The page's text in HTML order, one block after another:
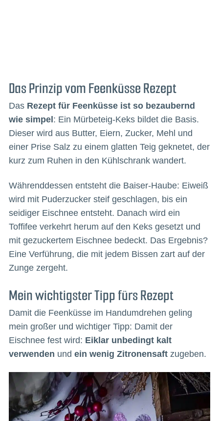
Das Prinzip vom Feenküsse Rezept
Das Rezept für Feenküsse ist so bezaubernd
wie simpel : Ein Mürbeteig-Keks bildet die Basis.
Dieser wird aus Butter, Eiern, Zucker, Mehl und
einer Prise Salz zu einem glatten Teig geknetet, der
kurz zum Ruhen in den Kühlschrank wandert.
Währenddessen entsteht die Baiser-Haube: Eiweiß
wird mit Puderzucker steif geschlagen, bis ein
seidiger Eischnee entsteht. Danach wird ein
Toffifee verkehrt herum auf den Keks gesetzt und
mit gezuckertem Eischnee bedeckt. Das Ergebnis?
Eine Verführung, die mit jedem Bissen zart auf der
Zunge zergeht.
Mein wichtigster Tipp fürs Rezept
Damit die Feenküsse im Handumdrehen geling
mein großer und wichtiger Tipp: Damit der
Eischnee fest wird: Eiklar unbedingt kalt
verwenden und ein wenig Zitronensaftzugeben.